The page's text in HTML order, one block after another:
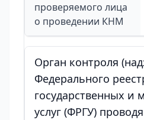
проверяемого лица
о проведении КНМ
Орган контроля
Федерального
государственных и
услуг (ФРГУ)